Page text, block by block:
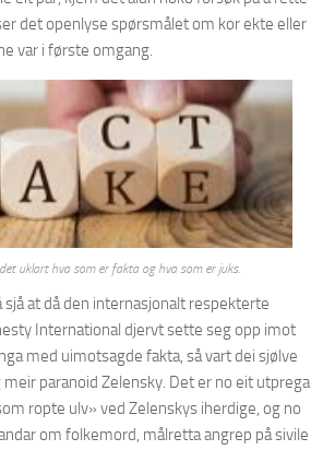
det openlyse spørsmålet om kor ekte eller
var i første omgang.
uklart hva som er fakta og hva som er juks.
sjå at då den internasjonalt respekterte
International djervt sette seg opp imot
med uimotsagde fakta, så vart dei sjølve
paranoid Zelensky. Det er no eit utprega
ropte ulv» ved Zelenskys iherdige, og no
om folkemord, målretta angrep på sivile